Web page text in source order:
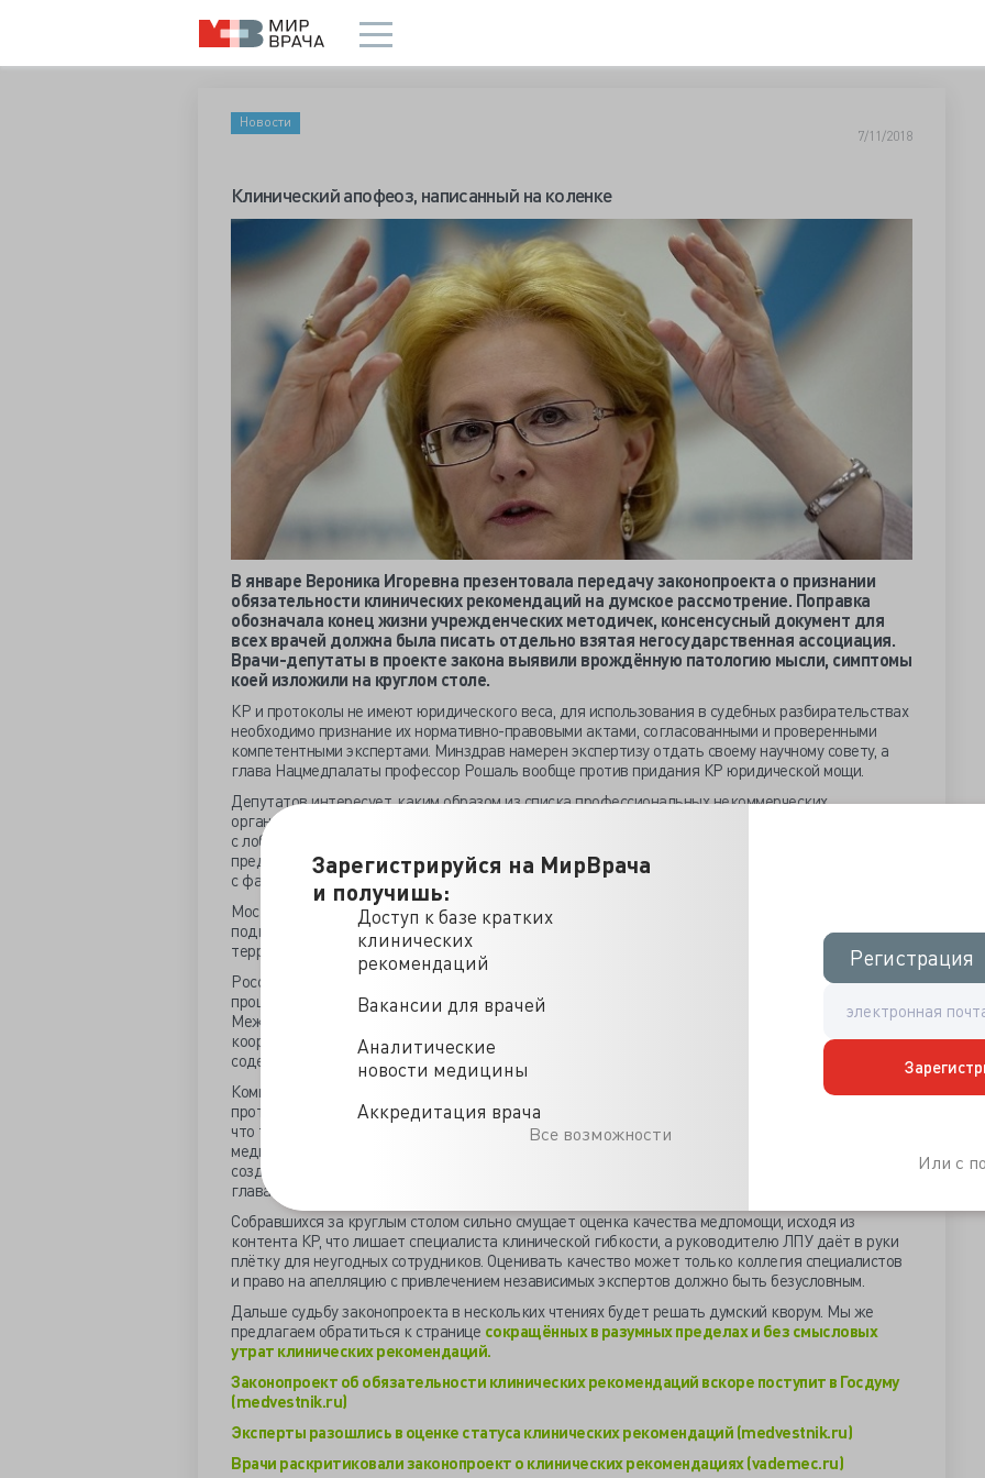
Зарегистрируйся на МирВрача
и получишь:
Доступ к базе кратких
клинических
рекомендаций
Вакансии для врачей
Аналитические
новости медицины
Аккредитация врача
Все возможности
Регистрация
Регистрация
Или с
Новости
7/11/2018
Клинический апофеоз, написанный на коленке
В январе Вероника Игоревна презентовала передачу законопроекта о признании
обязательности клинических рекомендаций на думское рассмотрение. Поправка
обозначала конец жизни учрежденческих методичек, консенсусный документ для
всех врачей должна была писать отдельно взятая негосударственная ассоциация.
Врачи-депутаты в проекте закона выявили врождённую патологию мысли, симптомы
коей изложили на круглом столе.
КР и протоколы не имеют юридического веса, для использования в судебных разбирательствах
необходимо признание их нормативно-правовыми актами, согласованными и проверенными
компетентными экспертами. Минздрав намерен экспертизу отдать своему научному совету, а
глава Нацмедпалаты профессор Рошаль вообще против придания КР юридической мощи.
Депутатов интересует, каким образом из списка профессиональных некоммерческих
организации будут выбирать автора КР, полностью исключая возможный «коррупционный риск
с лоббированием конкретных лекарственных препаратов». Ассоциация эндокринологов
предложила разобраться с конфликтом интересов авторов, запретив им любое сотрудничество
с фармой и наличие родственников в компаниях.
Московский НПЦ клинических исследований и медтехнологий предложил непременно
подключать к разработке КР и клинических протоколов местные органы власти, отвечающие за
территориальную программу госгарантий и лекарственного обеспечения.
Российские КР не базируются на системном анализе, их составление - обычная «техническая
процедура», поэтому было высказано мнение, что КР должны писаться в сотрудничестве с
Международной сетью разработчиков, уже 15 лет сотрудничающей с научными учреждениями,
координирующими работу и проводящими специальные исследования для оптимизации
содержания гайдлайнов.
Комитет Госдумы и Нацмедпалата против разработки каждым медучреждением собственных
протоколов ведения пациентов на базе КР, а Российское общество хирургов, наоборот, считает,
что только учёт местной специфики повысит качество медицинской помощи. «У нас 11 тысяч
медицинских организаций, и мы считаем, совершенно неверно ставить перед ними задачу
создания всех протоколов ведения пациентов по всем клиническим рекомендациям», – считает
глава комитета Дмитрий Морозов.
Собравшихся за круглым столом сильно смущает оценка качества медпомощи, исходя из
контента КР, что лишает специалиста клинической гибкости, а руководителю ЛПУ даёт в руки
плётку для неугодных сотрудников. Оценивать качество может только коллегия специалистов
и право на апелляцию с привлечением независимых экспертов должно быть безусловным.
Дальше судьбу законопроекта в нескольких чтениях будет решать думский кворум. Мы же
предлагаем обратиться к странице сокращённых в разумных пределах и без смысловых
утрат клинических рекомендаций.
Законопроект об обязательности клинических рекомендаций вскоре поступит в Госдуму
(medvestnik.ru)
Эксперты разошлись в оценке статуса клинических рекомендаций (medvestnik.ru)
Врачи раскритиковали законопроект о клинических рекомендациях (vademec.ru)